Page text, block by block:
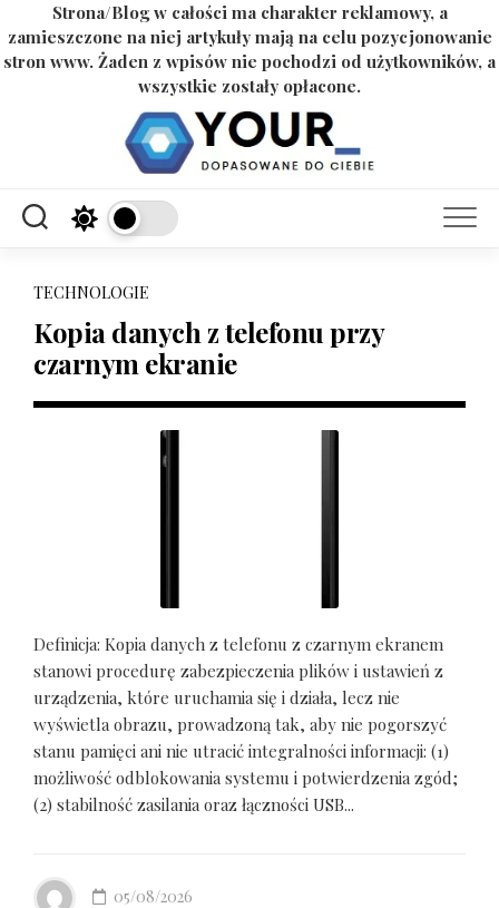
Strona/Blog w całości ma charakter reklamowy, a
zamieszczone na niej artykuły mają na celu pozycjonowanie
stron www. Żaden z wpisów nie pochodzi od użytkowników, a
wszystkie zostały opłacone.
TECHNOLOGIE
Kopia danych z telefonu przy
czarnym ekranie
Definicja: Kopia danych z telefonu z czarnym ekranem
stanowi procedurę zabezpieczenia plików i ustawień z
urządzenia, które uruchamia się i działa, lecz nie
wyświetla obrazu, prowadzoną tak, aby nie pogorszyć
stanu pamięci ani nie utracić integralności informacji: (1)
możliwość odblokowania systemu i potwierdzenia zgód;
(2) stabilność zasilania oraz łączności USB...
05/08/2026